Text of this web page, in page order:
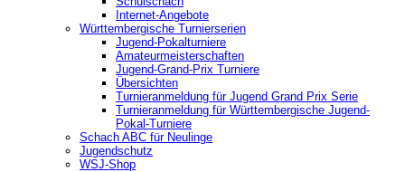
Internet-Angebote
Württembergische Turnierserien
Jugend-Pokalturniere
Amateurmeisterschaften
Jugend-Grand-Prix Turniere
Übersichten
Turnieranmeldung für Jugend Grand Prix Serie
Turnieranmeldung für Württembergische Jugend-
Pokal-Turniere
Schach ABC für Neulinge
Jugendschutz
WSJ-Shop